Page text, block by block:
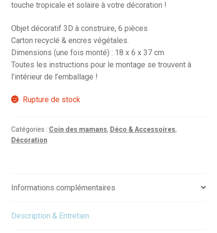
touche tropicale et solaire à votre décoration !
Objet décoratif 3D à construire, 6 pièces
Carton recyclé & encres végétales.
Dimensions (une fois monté) : 18 x 6 x 37 cm
Toutes les instructions pour le montage se trouvent à
l’intérieur de l’emballage !
Rupture de stock
Catégories : Coin des mamans, Déco & Accessoires,
Décoration
Informations complémentaires
Description & Entretien